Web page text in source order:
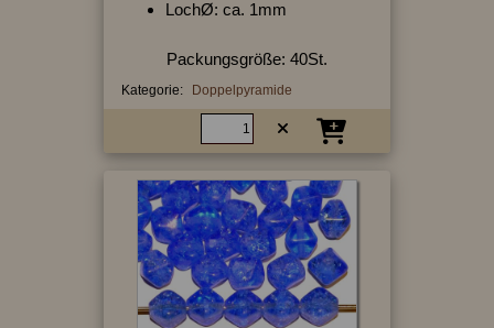
LochØ: ca. 1mm
Packungsgröße: 40St.
Kategorie: Doppelpyramide